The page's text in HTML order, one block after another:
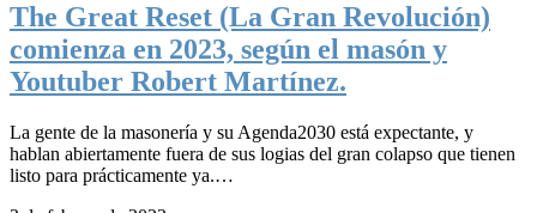
The Great Reset (La Gran Revolución)
comienza en 2023, según el masón y
Youtuber Robert Martínez.
La gente de la masonería y su Agenda2030 está expectante, y
hablan abiertamente fuera de sus logias del gran colapso que tienen
listo para prácticamente ya.…